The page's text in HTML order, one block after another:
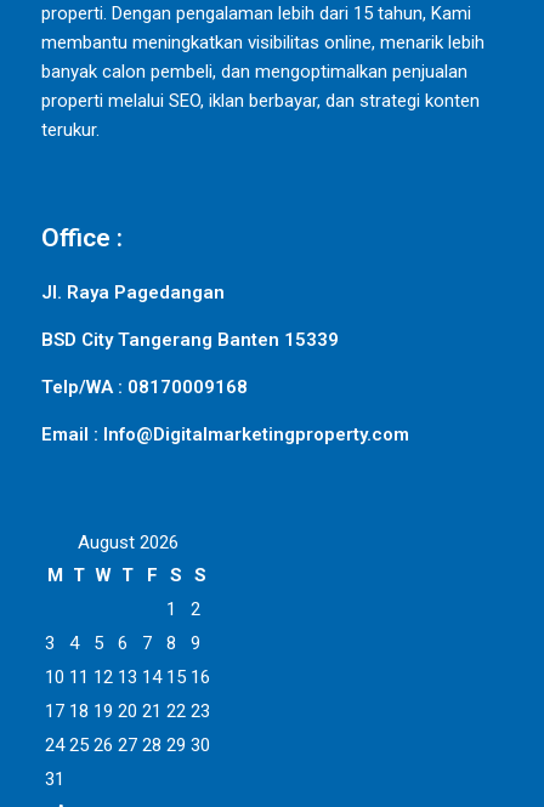
properti. Dengan pengalaman lebih dari 15 tahun, Kami
membantu meningkatkan visibilitas online, menarik lebih
banyak calon pembeli, dan mengoptimalkan penjualan
properti melalui SEO, iklan berbayar, dan strategi konten
terukur.
Office :
Jl. Raya Pagedangan
BSD City Tangerang Banten 15339
Telp/WA : 08170009168
Email : Info@Digitalmarketingproperty.com
August 2026
M T W T F S
S
1
2
3
4 5 6 7 8
9
10 11 12 13 14 15 16
17 18 19 20 21 22 23
24 25 26 27 28 29 30
31